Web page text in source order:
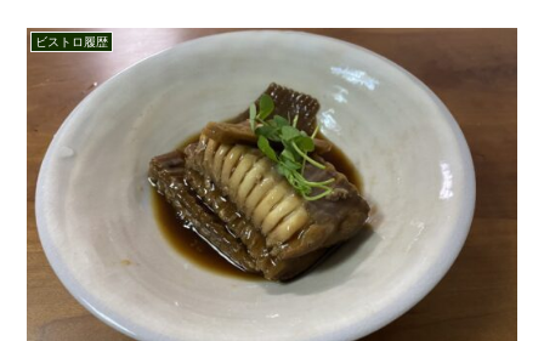
ビストロ履歴